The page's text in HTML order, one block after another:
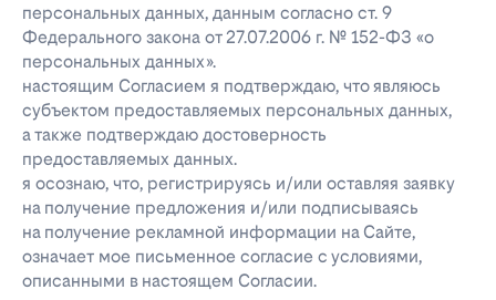
персональных данных, данным согласно ст. 9
Федерального закона от 27.07.2006 г. № 152-ФЗ «о
персональных данных».
настоящим Согласием я подтверждаю, что являюсь
субъектом предоставляемых персональных данных,
а также подтверждаю достоверность
предоставляемых данных.
я осознаю, что, регистрируясь и/или оставляя заявку
на получение предложения и/или подписываясь
на получение рекламной информации на Сайте,
означает мое письменное согласие с условиями,
описанными в настоящем Согласии.